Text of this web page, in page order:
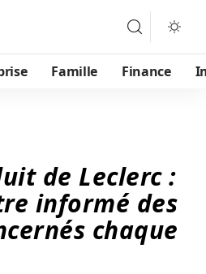
Famille Finance
de Leclerc :
informé des
chaque